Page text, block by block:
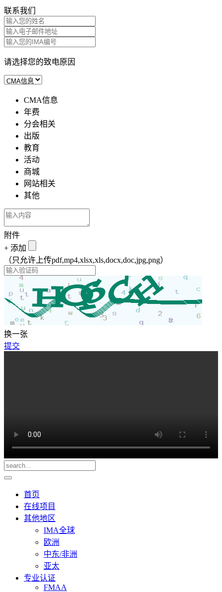
联系我们
请选择您的致电原因
CMA信息
年费
分会相关
出版
教育
活动
商城
网站相关
其他
附件
+ 添加
（只允许上传pdf,mp4,xlsx,xls,docx,doc,jpg,png）
换一张
提交
首页
在线项目
其他地区
IMA全球
欧洲
中东/非洲
亚太
专业认证
FMAA